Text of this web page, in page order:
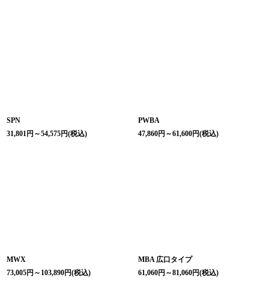
SPN
31,801円 ～54,575円(税込)
PWBA
47,860円 ～61,600円(税込)
MWX
73,005円 ～103,890円(税込)
MBA 広口タイプ
61,060円 ～81,060円(税込)